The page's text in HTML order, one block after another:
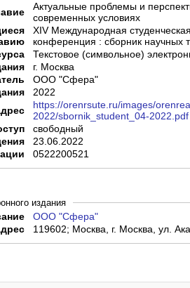
Актуальные проблемы и
современных условиях
XIV Международная
конференция : сборник научных
Текстовое (символьное)
г. Москва
ООО "Сфера"
2022
https://orenrsute.ru/images/
2022/sbornik_student_04-2022.pdf
свободный
23.06.2022
0522200521
издания
ООО "Сфера"
119602; Москва, г. Москва, ул.